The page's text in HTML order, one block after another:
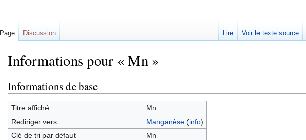
Informations pour « Mn »
Informations de base
Titre affiché
Mn
Rediriger vers
Manganèse(info)
Clé de tri par défaut
Mn
Page Discussion Lire Voir le texte source